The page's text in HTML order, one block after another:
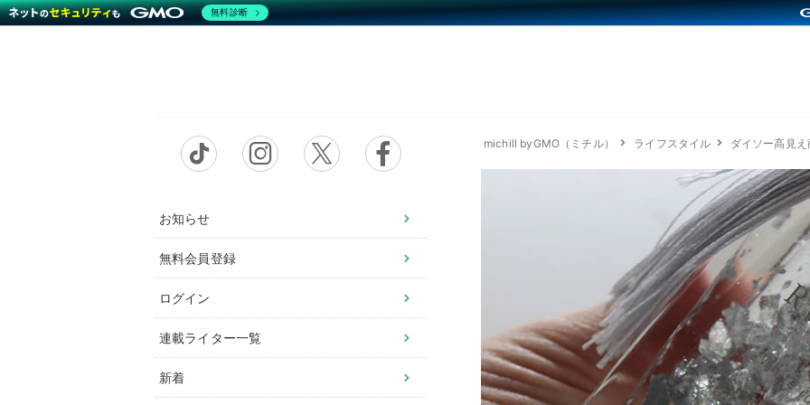
お知らせ
無料会員登録
ログイン
連載ライター一覧
新着
michill byGMO（ミチル） ライフスタイル ダイソー高見え
無料診断